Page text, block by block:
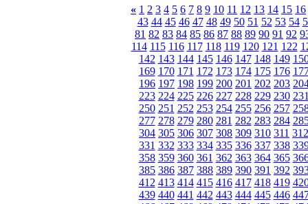
« 1 2 3 4 5 6 7 8 9 10 11 12 13 14 15 16
43 44 45 46 47 48 49 50 51 52 53 54
81 82 83 84 85 86 87 88 89 90 91 92
114 115 116 117 118 119 120 121 122
142 143 144 145 146 147 148 149
169 170 171 172 173 174 175 176
196 197 198 199 200 201 202 203
223 224 225 226 227 228 229 230
250 251 252 253 254 255 256 257
277 278 279 280 281 282 283 284
304 305 306 307 308 309 310 311 312
331 332 333 334 335 336 337 338
358 359 360 361 362 363 364 365
385 386 387 388 389 390 391 392
412 413 414 415 416 417 418 419
439 440 441 442 443 444 445 446